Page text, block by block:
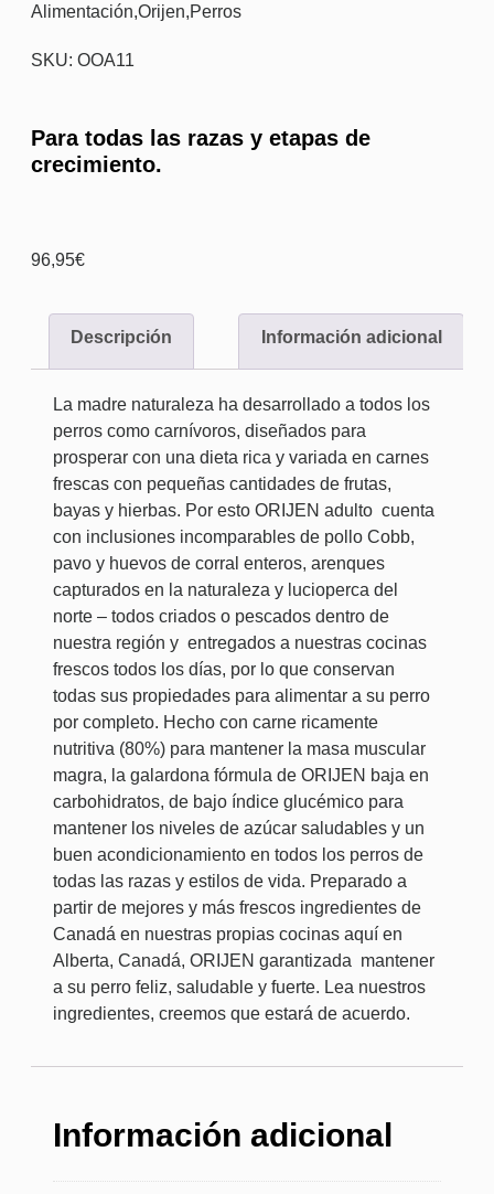
Alimentación,Orijen,Perros
SKU: OOA11
Para todas las razas y etapas de
crecimiento.
96,95€
Descripción Información adicional
La madre naturaleza ha desarrollado a todos los
perros como carnívoros, diseñados para
prosperar con una dieta rica y variada en carnes
frescas con pequeñas cantidades de frutas,
bayas y hierbas. Por esto ORIJEN adulto cuenta
con inclusiones incomparables de pollo Cobb,
pavo y huevos de corral enteros, arenques
capturados en la naturaleza y lucioperca del
norte – todos criados o pescados dentro de
nuestra región y entregados a nuestras cocinas
frescos todos los días, por lo que conservan
todas sus propiedades para alimentar a su perro
por completo. Hecho con carne ricamente
nutritiva (80%) para mantener la masa muscular
magra, la galardona fórmula de ORIJEN baja en
carbohidratos, de bajo índice glucémico para
mantener los niveles de azúcar saludables y un
buen acondicionamiento en todos los perros de
todas las razas y estilos de vida. Preparado a
partir de mejores y más frescos ingredientes de
Canadá en nuestras propias cocinas aquí en
Alberta, Canadá, ORIJEN garantizada mantener
a su perro feliz, saludable y fuerte. Lea nuestros
ingredientes, creemos que estará de acuerdo.
Información adicional